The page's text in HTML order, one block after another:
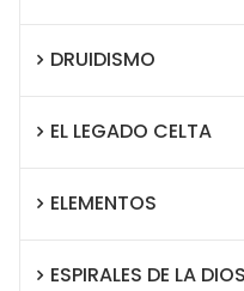
DRUIDISMO
EL LEGADO CELTA
ELEMENTOS
ESPIRALES DE LA